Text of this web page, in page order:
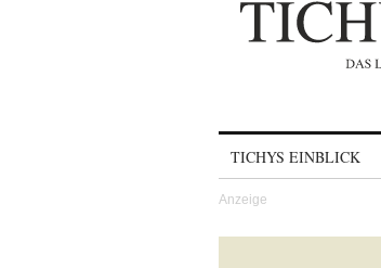
TICHYS EINBLICK